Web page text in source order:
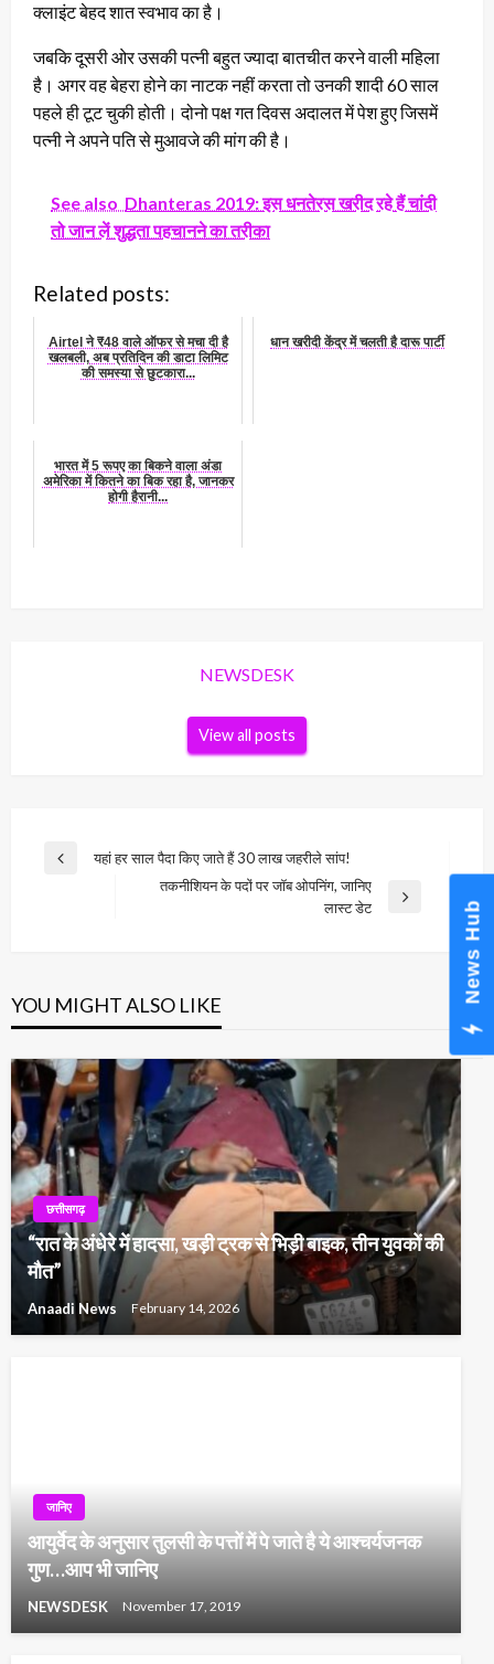
क्लाइंट बेहद शात स्वभाव का है।
जबकि दूसरी ओर उसकी पत्नी बहुत ज्यादा बातचीत करने वाली महिला
है। अगर वह बेहरा होने का नाटक नहीं करता तो उनकी शादी 60 साल
पहले ही टूट चुकी होती। दोनो पक्ष गत दिवस अदालत में पेश हुए जिसमें
पत्नी ने अपने पति से मुआवजे की मांग की है।
See also Dhanteras 2019: इस धनतेरस खरीद रहे हैं चांदी
तो जान लें शुद्धता पहचानने का तरीका
Related posts:
Airtel ने ₹48 वाले ऑफर से मचा दी है
खलबली, अब प्रतिदिन की डाटा लिमिट
की समस्या से छुटकारा...
धान खरीदी केंद्र में चलती है दारू पार्टी
भारत में 5 रूपए का बिकने वाला अंडा
अमेरिका में कितने का बिक रहा है, जानकर
होगी हैरानी...
NEWSDESK
View all posts
Post
Previous
यहां हर साल पैदा किए जाते हैं 30 लाख जहरीले सांप!
तकनीशियन के पदों पर जॉब ओपनिंग, जानिए
लास्ट डेट
YOU MIGHT ALSO LIKE
छत्तीसगढ़
“रात के अंधेरे में हादसा, खड़ी ट्रक से भिड़ी बाइक, तीन युवकों की
मौत”
Anaadi News February 14, 2026
जानिए
आयुर्वेद के अनुसार तुलसी के पत्तों में पे जाते है ये आश्चर्यजनक
गुण…आप भी जानिए
NEWSDESK November 17, 2019
News Hub